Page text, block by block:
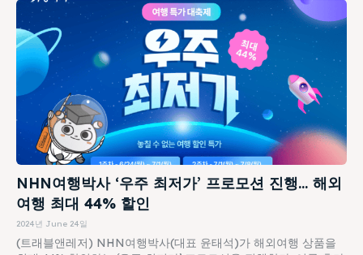
NHN여행박사 ‘우주 최저가’ 프로모션 진행… 해외
여행 최대 44% 할인
2024년 June 24일
(트래블앤레저) NHN여행박사(대표 윤태석)가 해외여행 상품을